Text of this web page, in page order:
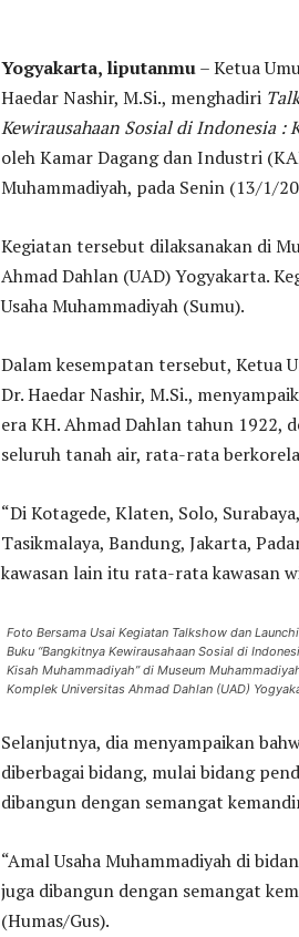
Yogyakarta, liputanmu– Ketua
Haedar Nashir, M.Si., menghadiri
Kewirausahaan Sosial di Indonesia :
oleh Kamar Dagang dan Industri
Muhammadiyah, pada Senin (13/1/
Kegiatan tersebut dilaksanakan di
Ahmad Dahlan (UAD) Yogyakarta.
Usaha Muhammadiyah (Sumu).
Dalam kesempatan tersebut, Ketua
Dr. Haedar Nashir, M.Si.,
era KH. Ahmad Dahlan tahun 1922,
seluruh tanah air, rata-rata
“Di Kotagede, Klaten, Solo,
Tasikmalaya, Bandung, Jakarta,
kawasan lain itu rata-rata kawasan
Foto Bersama Usai Kegiatan Talkshow dan
Buku “Bangkitnya Kewirausahaan Sosial di
Kisah Muhammadiyah” di Museum
Komplek Universitas Ahmad Dahlan (UAD)
Selanjutnya, dia menyampaikan
diberbagai bidang, mulai bidang
dibangun dengan semangat
“Amal Usaha Muhammadiyah di
juga dibangun dengan semangat
(Humas/Gus).